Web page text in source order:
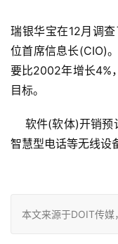
瑞银华宝在12月调
位首席信息长(CIO)
要比2002年增长4%
目标。
软件(软体)开销预
智慧型电话等无线设
本文来源于DOIT传媒